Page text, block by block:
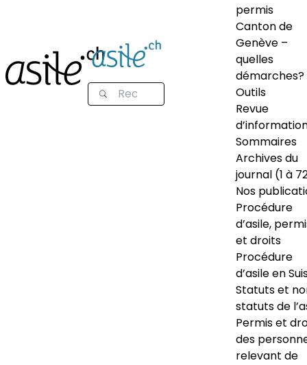
permis
Canton de
Genève –
quelles
démarches?
Outils
Revue
Sommaires
Archives du
journal (1 à
Nos
Procédure
d’asile,
et droits
Procédure
d’asile en
Statuts et
statuts de
Permis et
des
relevant de